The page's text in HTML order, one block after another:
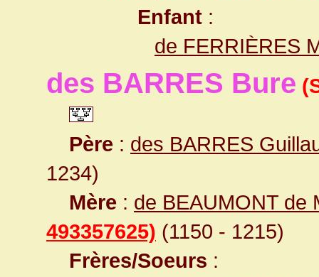
Enfant :
de FERRIÈRES
des BARRES Bure
Père : des BARRES
1234)
Mère : de BEAUMONT de
493357625) (1150 - 1215)
Frères/Soeurs :